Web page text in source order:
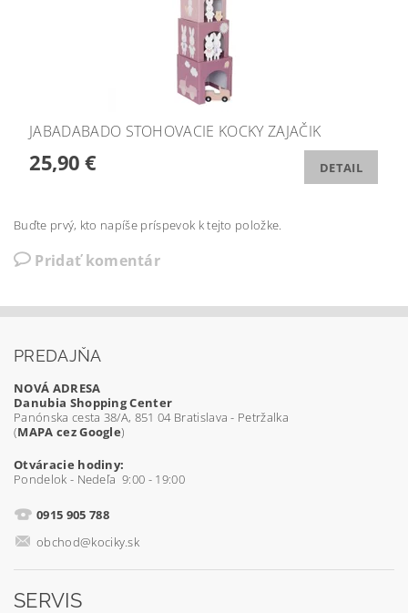
JABADABADO STOHOVACIE KOCKY ZAJAČIK
25,90 € DETAIL
Buďte prvý, kto napíše príspevok k tejto položke.
Pridať komentár
PREDAJŇA
NOVÁ ADRESA
Danubia Shopping Center
Panónska cesta 38/A, 851 04 Bratislava - Petržalka
(MAPA cez Google)
Otváracie hodiny:
Pondelok - Nedeľa 9:00 - 19:00
0915 905 788
obchod@kociky.sk
SERVIS